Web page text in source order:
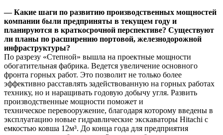
— Какие шаги по развитию производственных мощностей
компании были предприняты в текущем году и
планируются в краткосрочной перспективе? Существуют
ли планы по расширению портовой, железнодорожной
инфраструктуры?
По разрезу «Степной» вышла на проектные мощности
обогатительная фабрика. Ведется увеличение основного
фронта горных работ. Это позволит не только более
эффективно расставлять задействованную на горных работах
технику, но и наращивать годовую добычу угля. Развить
производственные мощности поможет и
техническое перевооружение, благодаря которому введены в
эксплуатацию новые гидравлические экскаваторы Hitachi с
емкостью ковша 12м³. До конца года для предприятия